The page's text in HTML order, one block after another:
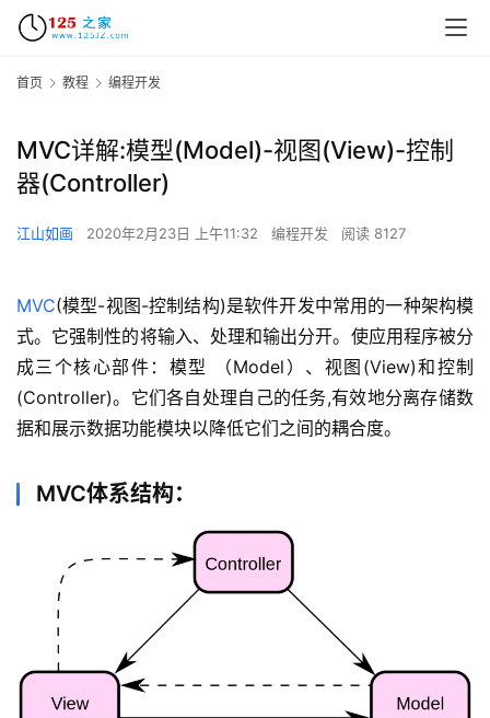
首页 教程 编程开发
MVC详解:模型(Model)-视图(View)-控制
器(Controller)
江山如画 2020年2月23日 上午11:32 编程开发 阅读 8127
MVC(模型-视图-控制结构)是软件开发中常用的一种架构模
式。它强制性的将输入、处理和输出分开。使应用程序被分
成三个核心部件：模型 （Model）、视图(View)和控制
(Controller)。它们各自处理自己的任务,有效地分离存储数
据和展示数据功能模块以降低它们之间的耦合度。
MVC体系结构：